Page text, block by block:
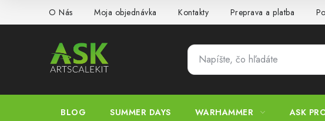
O Nás Moja objednávka Kontakty Preprava a platba
BLOG SUMMER DAYS WARHAMMER ASK